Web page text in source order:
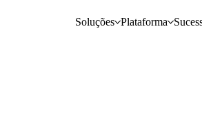
Soluções Plataforma